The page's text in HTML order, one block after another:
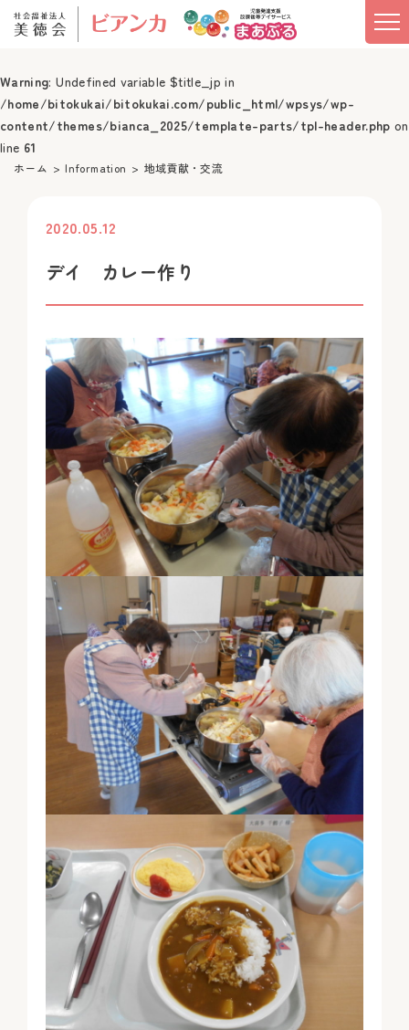
Warning: Undefined variable $title_jp in
/home/bitokukai/bitokukai.com/public_html/wpsys/wp-
content/themes/bianca_2025/template-parts/tpl-header.php on
line 61
ホーム Information 地域貢献・交流
2020.05.12
デイ カレー作り